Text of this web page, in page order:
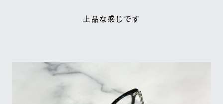
上品な感じです